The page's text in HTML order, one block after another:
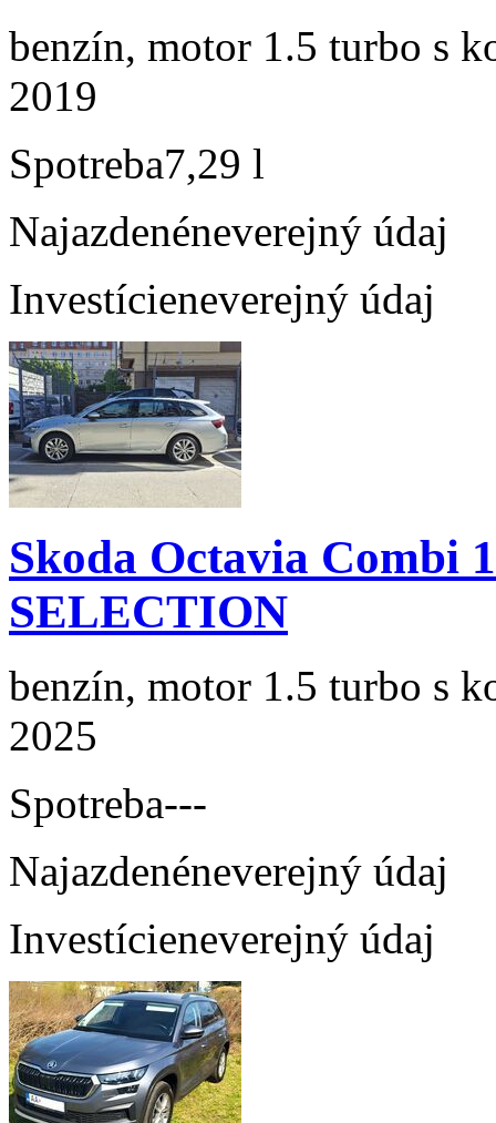
benzín, motor 1.5 turbo s
2019
Spotreba7,29 l
Najazdenéneverejný údaj
Investícieneverejný údaj
Skoda Octavia Combi
SELECTION
benzín, motor 1.5 turbo s
2025
Spotreba---
Najazdenéneverejný údaj
Investícieneverejný údaj